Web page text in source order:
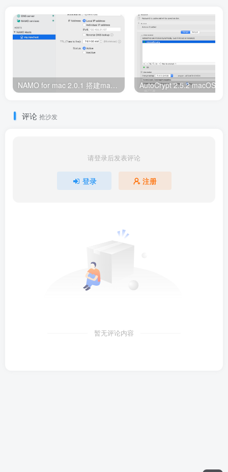
NAMO for mac 2.0.1 搭建mac本地dns服务器
评论 抢沙发
请登录后发表评论
登录 注册
暂无评论内容